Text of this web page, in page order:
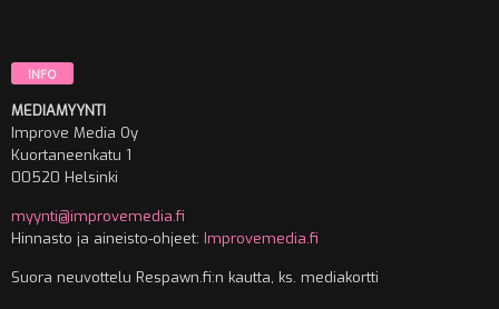
INFO
MEDIAMYYNTI
Improve Media Oy
Kuortaneenkatu 1
00520 Helsinki
myynti@improvemedia.fi
Hinnasto ja aineisto-ohjeet: Improvemedia.fi
Suora neuvottelu Respawn.fi:n kautta, ks. mediakortti